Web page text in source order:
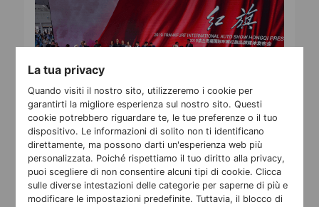
Il 10 settembre 2019, Hongqi S9 e Hongqi E115 hanno
fatto il loro debutto mondiale a Francoforte. Il Salone
di Francoforte è il più grande e prestigioso al mondo,
con la partecipazione delle migliori case
La tua privacy
Quando visiti il nostro sito, utilizzeremo i cookie per
garantirti la migliore esperienza sul nostro sito. Questi
cookie potrebbero riguardare te, le tue preferenze o il tuo
dispositivo. Le informazioni di solito non ti identificano
direttamente, ma possono darti un'esperienza web più
personalizzata. Poiché rispettiamo il tuo diritto alla privacy,
puoi scegliere di non consentire alcuni tipi di cookie. Clicca
sulle diverse intestazioni delle categorie per saperne di più e
modificare le impostazioni predefinite. Tuttavia, il blocco di